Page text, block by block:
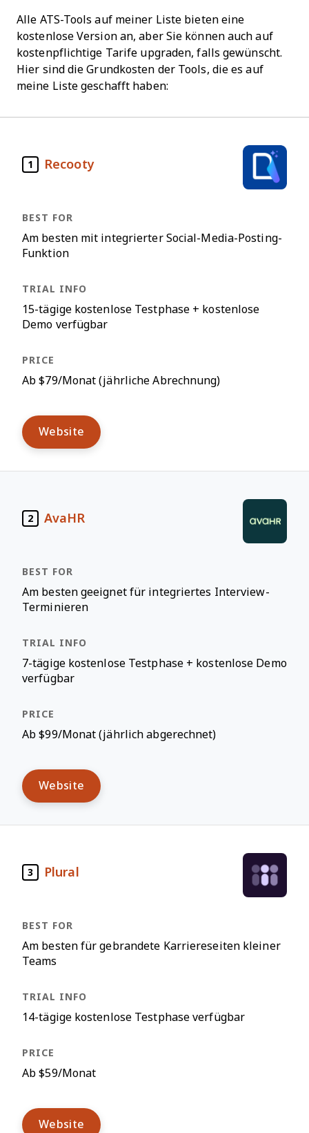
Alle ATS-Tools auf meiner Liste bieten eine
kostenlose Version an, aber Sie können auch auf
kostenpflichtige Tarife upgraden, falls gewünscht.
Hier sind die Grundkosten der Tools, die es auf
meine Liste geschafft haben:
1 Recooty
Am besten mit integrierter Social-Media-Posting-
Funktion
15-tägige kostenlose Testphase + kostenlose
Demo verfügbar
Ab $79/Monat (jährliche Abrechnung)
Website
2 AvaHR
Am besten geeignet für integriertes Interview-
Terminieren
7-tägige kostenlose Testphase + kostenlose Demo
verfügbar
Ab $99/Monat (jährlich abgerechnet)
Website
3 Plural
Am besten für gebrandete Karriereseiten kleiner
Teams
14-tägige kostenlose Testphase verfügbar
Ab $59/Monat
Website